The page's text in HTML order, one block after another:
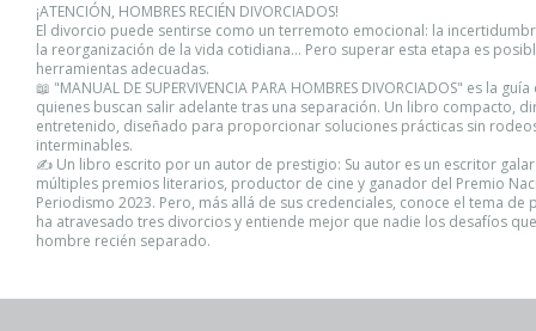
¡ATENCIÓN, HOMBRES RECIÉN DIVORCIADOS!
El divorcio puede sentirse como un terremoto emocional: la
la reorganización de la vida cotidiana… Pero superar esta etapa es
herramientas adecuadas.
📖 "MANUAL DE SUPERVIVENCIA PARA HOMBRES DIVORCIADOS" es la
quienes buscan salir adelante tras una separación. Un libro compacto,
entretenido, diseñado para proporcionar soluciones prácticas sin
interminables.
✍️ Un libro escrito por un autor de prestigio: Su autor es un escritor
múltiples premios literarios, productor de cine y ganador del Premio
Periodismo 2023. Pero, más allá de sus credenciales, conoce el tema de
ha atravesado tres divorcios y entiende mejor que nadie los desafíos
hombre recién separado.